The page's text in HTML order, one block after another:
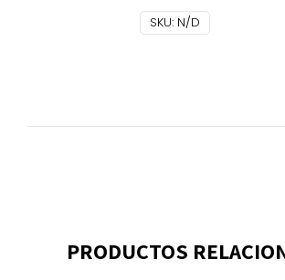
SKU: N/D
PRODUCTOS